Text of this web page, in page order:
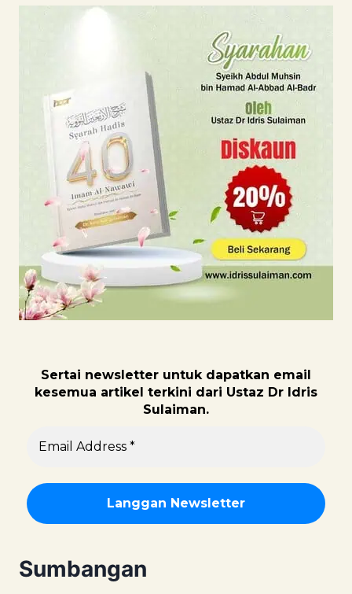
Sertai newsletter untuk dapatkan email
kesemua artikel terkini dari Ustaz Dr Idris
Sulaiman.
Sumbangan